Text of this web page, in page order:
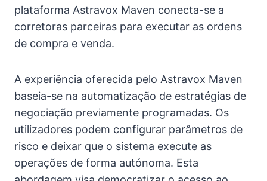
plataforma Astravox Maven conecta-se a
corretoras parceiras para executar as ordens
de compra e venda.
A experiência oferecida pelo Astravox Maven
baseia-se na automatização de estratégias de
negociação previamente programadas. Os
utilizadores podem configurar parâmetros de
risco e deixar que o sistema execute as
operações de forma autónoma. Esta